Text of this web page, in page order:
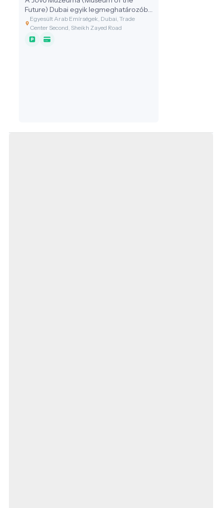
Future) Dubai egyik legmeghatározóbb
kulturális és innovációs központja,
amely 2022-ben nyitotta meg kapuit,
és rövid idő alatt a város egyik ikonikus
Egyesült Arab Emírségek, Dubai, Trade
Center Second, Sheikh Zayed Road